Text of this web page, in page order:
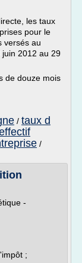
les taux
pour le
versés au
2012 au 29
de douze mois
/ taux d
/
-
;